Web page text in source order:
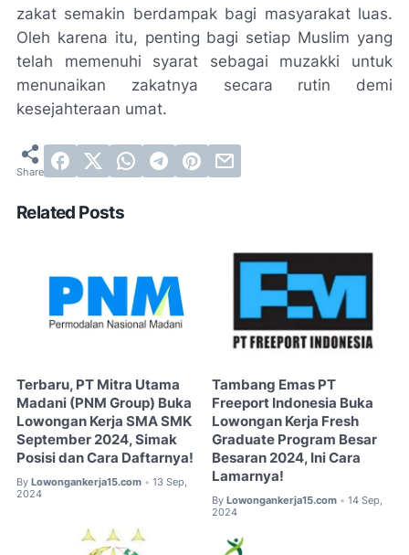
zakat semakin berdampak bagi masyarakat luas.
Oleh karena itu, penting bagi setiap Muslim yang
telah memenuhi syarat sebagai muzakki untuk
menunaikan zakatnya secara rutin demi
kesejahteraan umat.
Related Posts
Terbaru, PT Mitra Utama
Madani (PNM Group) Buka
Lowongan Kerja SMA SMK
September 2024, Simak
Posisi dan Cara Daftarnya!
By Lowongankerja15.com • 13 Sep,
2024
Tambang Emas PT
Freeport Indonesia Buka
Lowongan Kerja Fresh
Graduate Program Besar
Besaran 2024, Ini Cara
Lamarnya!
By Lowongankerja15.com • 14 Sep,
2024